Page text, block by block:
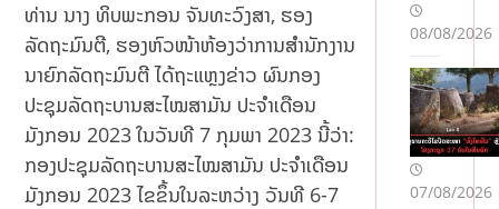
ທ່ານ ນາງ ທິບພະກອນ ຈັນທະວົງສາ, ຮອງ
ລັດຖະມົນຕີ, ຮອງຫົວໜ້າຫ້ອງວ່າການສຳນັກງານ
ນາຍົກລັດຖະມົນຕີ ໄດ້ຖະແຫຼງຂ່າວ ຜົນກອງ
ປະຊຸມລັດຖະບານສະໄໝສາມັນ ປະຈຳເດືອນ
ມັງກອນ 2023 ໃນວັນທີ 7 ກຸມພາ 2023 ນີ້ວ່າ:
ກອງປະຊຸມລັດຖະບານສະໄໝສາມັນ ປະຈຳເດືອນ
ມັງກອນ 2023 ໄຂຂຶ້ນໃນລະຫວ່າງ ວັນທີ 6-7
08/08/2026
07/08/2026